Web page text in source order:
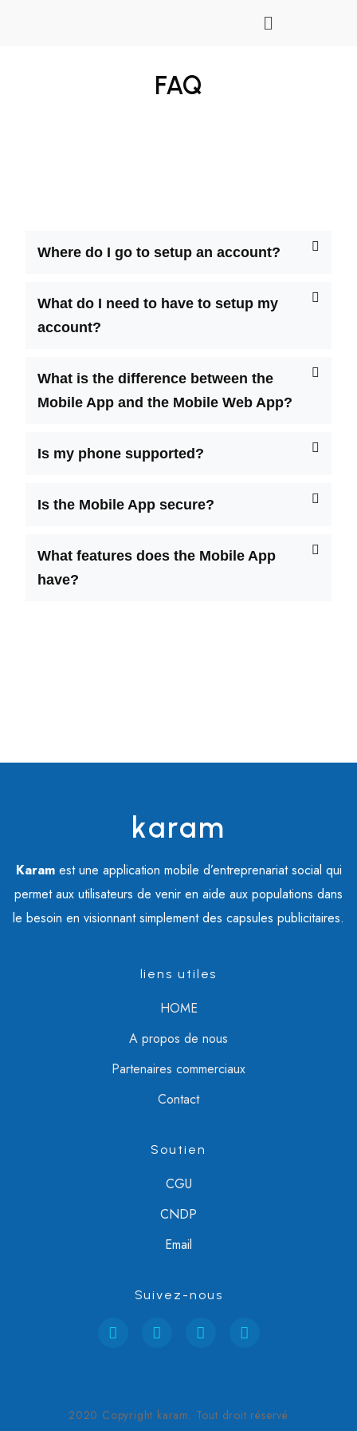
FAQ
Where do I go to setup an account?
What do I need to have to setup my
account?
What is the difference between the
Mobile App and the Mobile Web App?
Is my phone supported?
Is the Mobile App secure?
What features does the Mobile App
have?
karam
Karamest une application mobile d’entreprenariat social qui
permet aux utilisateurs de venir en aide aux populations dans
le besoin en visionnant simplement des capsules publicitaires.
liens utiles
HOME
A propos de nous
Partenaires commerciaux
Contact
Soutien
CGU
CNDP
Email
Suivez-nous
2020 Copyright karam. Tout droit réservé